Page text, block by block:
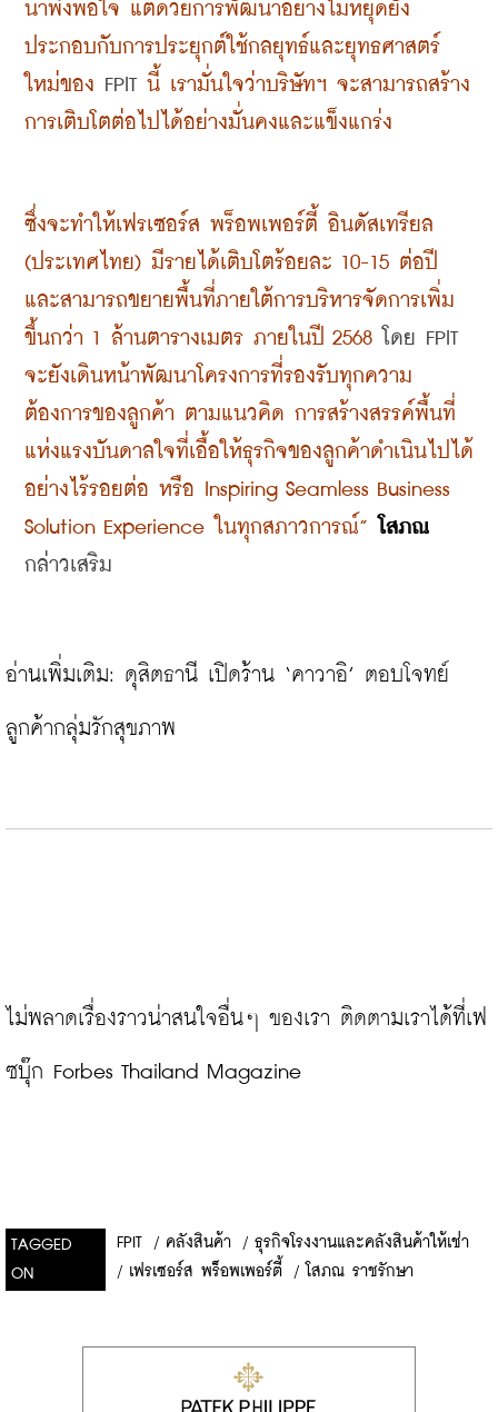
น่าพึงพอใจ แต่ด้วยการพัฒนาอย่างไม่หยุดยั้ง
ประกอบกับการประยุกต์ใช้กลยุทธ์และยุทธศาสตร์
ใหม่ของ
FPIT นี้ เรามั่นใจว่าบริษัทฯ จะสามารถสร้าง
การเติบโตต่อไปได้อย่างมั่นคงและแข็งแกร่ง
ซึ่งจะทำให้เฟรเซอร์ส พร็อพเพอร์ตี้ อินดัสเทรียล
(ประเทศไทย) มีรายได้เติบโตร้อยละ 10-15 ต่อปี
และสามารถขยายพื้นที่ภายใต้การบริหารจัดการเพิ่ม
ขึ้นกว่า 1 ล้านตารางเมตร ภายในปี 2568
โดย FPIT
จะยังเดินหน้าพัฒนาโครงการที่รองรับทุกความ
ต้องการของลูกค้า ตามแนวคิด การสร้างสรรค์พื้นที่
แห่งแรงบันดาลใจที่เอื้อให้ธุรกิจของลูกค้าดำเนินไปได้
อย่างไร้รอยต่อ หรือ Inspiring Seamless Business
Solution Experience ในทุกสภาวการณ์”
โสภณ
กล่าวเสริม
อ่านเพิ่มเติม: ดุสิตธานี เปิดร้าน ‘คาวาอิ’ ตอบโจทย์
ลูกค้ากลุ่มรักสุขภาพ
ไม่พลาดเรื่องราวน่าสนใจอื่นๆ ของเรา ติดตามเราได้ที่เฟ
ซบุ๊ก Forbes Thailand Magazine
TAGGED
ON
FPIT / คลังสินค้า / ธุรกิจโรงงานและคลังสินค้าให้เช่า
/ เฟรเซอร์ส พร็อพเพอร์ตี้ / โสภณ ราชรักษา